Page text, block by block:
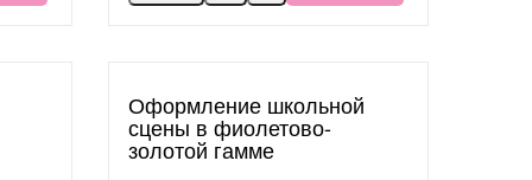
Оформление школьной
сцены в фиолетово-
золотой гамме